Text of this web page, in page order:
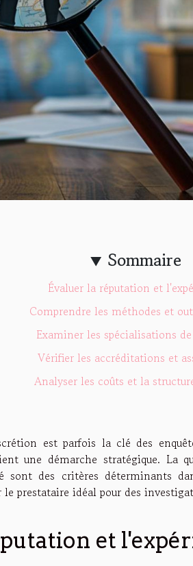
Sommaire
Évaluer la réputation et
Comprendre les méthodes et
Examiner les spécialisations
Vérifier les accréditations et
Analyser les coûts et la
est parfois la clé des
une démarche stratégique. La
sont des critères déterminants
prestataire idéal pour des
et